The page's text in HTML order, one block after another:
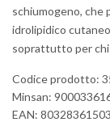
schiumogeno, che
idrolipidico
soprattutto per chi
Codice prodotto:
Minsan:
EAN: